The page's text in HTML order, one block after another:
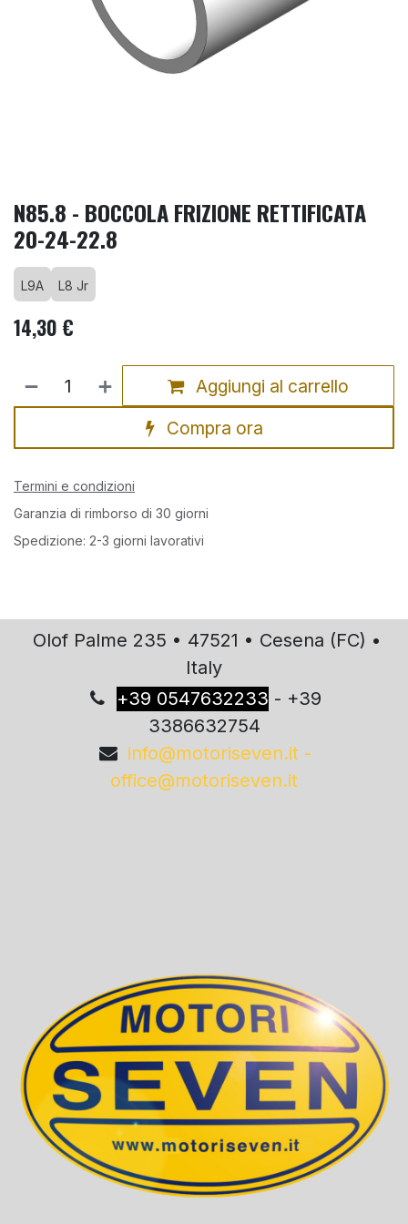
N85.8 - BOCCOLA FRIZIONE RETTIFICATA
20-24-22.8
L9A L8 Jr
14,30 €
Aggiungi al carrello
Compra ora
Termini e condizioni
Garanzia di rimborso di 30 giorni
Spedizione: 2-3 giorni lavorativi
Olof Palme 235 • 47521 • Cesena (FC) •
Italy
+39 0547632233 - +39
3386632754
info@motoriseven.it -
office@motoriseven.it